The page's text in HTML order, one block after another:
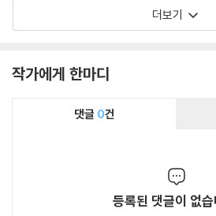
는 독특한 점일 것이
더보기
작가에게 한마디
댓글 0건
등록된 댓글이 없